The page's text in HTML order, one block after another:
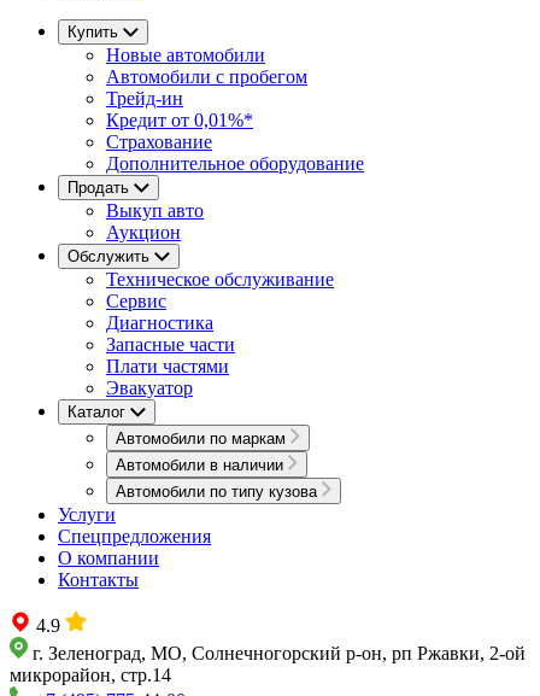
Купить
Новые автомобили
Автомобили с пробегом
Трейд-ин
Кредит от 0,01%*
Страхование
Дополнительное оборудование
Продать
Выкуп авто
Аукцион
Обслужить
Техническое обслуживание
Сервис
Диагностика
Запасные части
Плати частями
Эвакуатор
Каталог
Автомобили по маркам
Автомобили в наличии
Автомобили по типу кузова
Услуги
Спецпредложения
О компании
Контакты
4.9
г. Зеленоград, МО, Солнечногорский р-он, рп Ржавки, 2-ой
микрорайон, стр.14